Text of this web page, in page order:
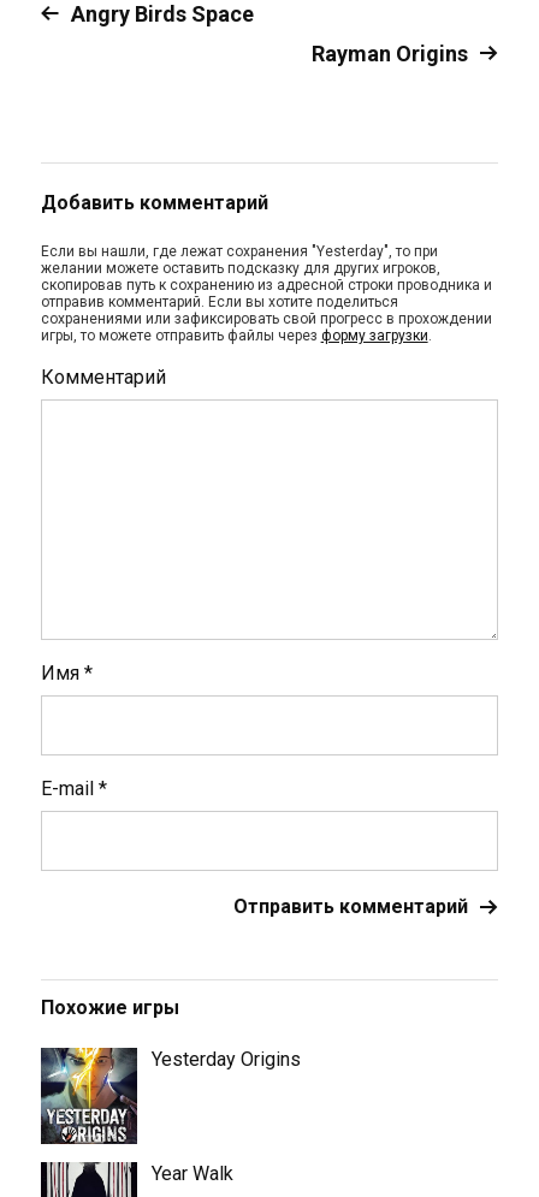
Angry Birds Space
Rayman Origins
Добавить комментарий
Если вы нашли, где лежат сохранения "Yesterday", то при
желании можете оставить подсказку для других игроков,
скопировав путь к сохранению из адресной строки проводника и
отправив комментарий. Если вы хотите поделиться
сохранениями или зафиксировать свой прогресс в прохождении
игры, то можете отправить файлы через форму загрузки.
Комментарий
Имя *
E-mail *
Похожие игры
Yesterday Origins
Year Walk